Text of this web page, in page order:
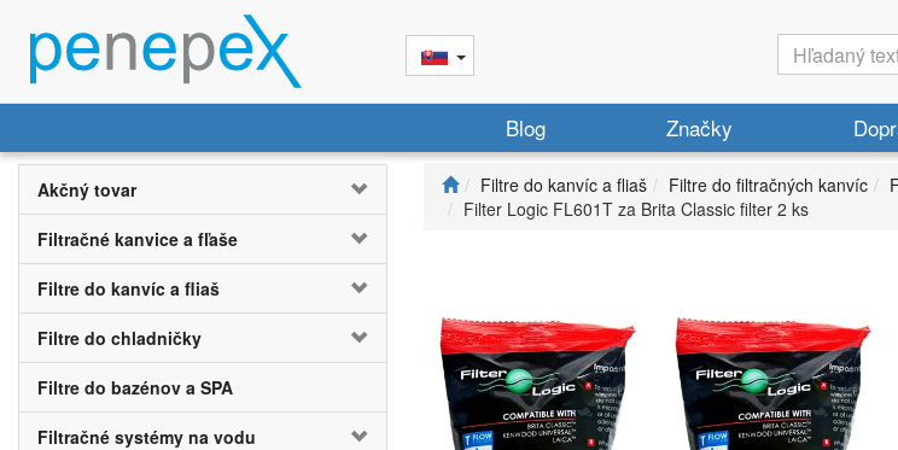
Blog Značky
Akčný tovar
Filtračné kanvice a fľaše
Filtre do kanvíc a fliaš
Filtre do chladničky
Filtre do bazénov a SPA
Filtračné systémy na vodu
Filtre do kanvíc a fliaš Filtre do filtračných kanvíc
Filter Logic FL601T za Brita Classic filter 2 ks